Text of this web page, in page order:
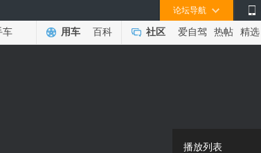
论坛导航
车 用车 百科 社区 爱自驾 热帖 精选
播放列表